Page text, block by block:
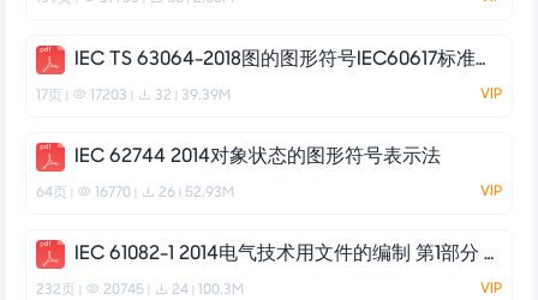
IEC TS 63064-2018图的图形符号IEC60617标准化设计指南
17页 17203 32 39.39M VIP
IEC 62744 2014对象状态的图形符号表示法
64页 16770 26 52.93M VIP
IEC 61082-1 2014电气技术用文件的编制 第1部分 规则
232页 20745 24 100.3M VIP